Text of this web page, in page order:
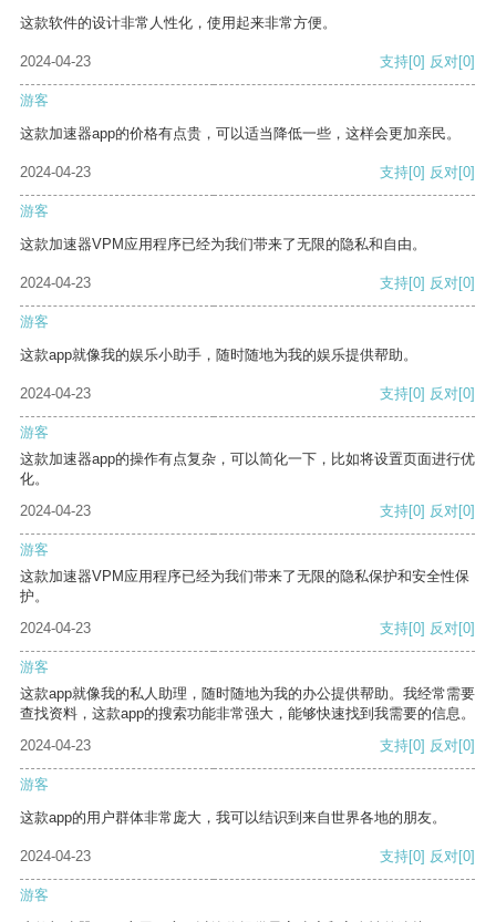
这款软件的设计非常人性化，使用起来非常方便。
2024-04-23 支持[0] 反对[0]
游客
这款加速器app的价格有点贵，可以适当降低一些，这样会更加亲民。
2024-04-23 支持[0] 反对[0]
游客
这款加速器VPM应用程序已经为我们带来了无限的隐私和自由。
2024-04-23 支持[0] 反对[0]
游客
这款app就像我的娱乐小助手，随时随地为我的娱乐提供帮助。
2024-04-23 支持[0] 反对[0]
游客
这款加速器app的操作有点复杂，可以简化一下，比如将设置页面进行优
化。
2024-04-23
支持[0] 反对[0]
游客
这款加速器VPM应用程序已经为我们带来了无限的隐私保护和安全性保
护。
2024-04-23
支持[0] 反对[0]
游客
这款app就像我的私人助理，随时随地为我的办公提供帮助。我经常需要
查找资料，这款app的搜索功能非常强大，能够快速找到我需要的信息。
2024-04-23
支持[0] 反对[0]
游客
这款app的用户群体非常庞大，我可以结识到来自世界各地的朋友。
2024-04-23 支持[0] 反对[0]
游客